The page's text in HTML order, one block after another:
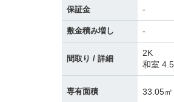
保証金 -
敷金積み増し -
間取り / 詳細
2K
和室
専有面積 33.05㎡